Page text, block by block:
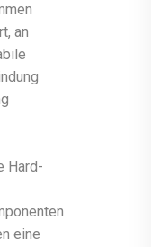
an
Hard-
eine